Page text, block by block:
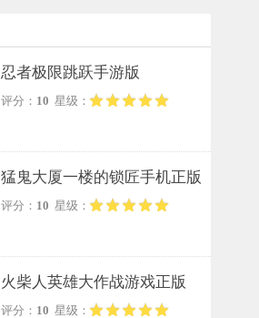
忍者极限跳跃手游版
评分： 10 星级：
猛鬼大厦一楼的锁匠手机正版
评分： 10 星级：
火柴人英雄大作战游戏正版
评分： 10 星级：